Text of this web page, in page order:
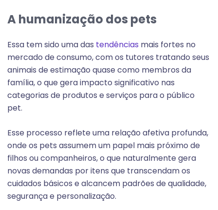
A humanização dos pets
Essa tem sido uma das tendências mais fortes no
mercado de consumo, com os tutores tratando seus
animais de estimação quase como membros da
família, o que gera impacto significativo nas
categorias de produtos e serviços para o público
pet.
Esse processo reflete uma relação afetiva profunda,
onde os pets assumem um papel mais próximo de
filhos ou companheiros, o que naturalmente gera
novas demandas por itens que transcendam os
cuidados básicos e alcancem padrões de qualidade,
segurança e personalização.